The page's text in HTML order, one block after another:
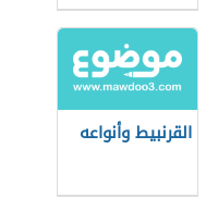
القرنبيط وأنواعه